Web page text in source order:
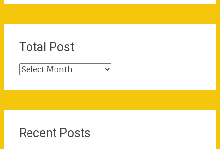
Total Post
Total
Recent Posts